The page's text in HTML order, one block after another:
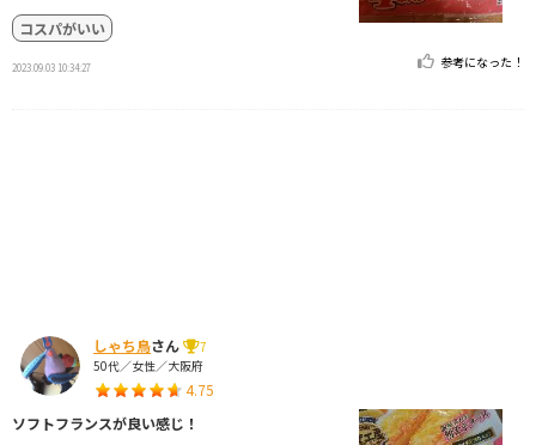
コスパがいい
2023.09.03 10:34:27 参考になった！
しゃち鳥さん
7
50代／女性／大阪府
4.75
ソフトフランスが良い感じ！